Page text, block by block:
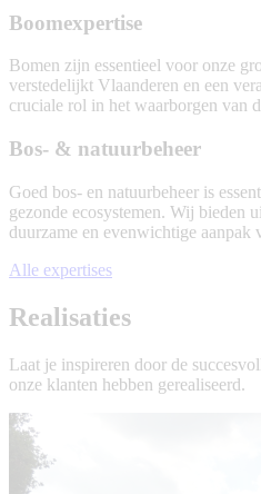
Ecologische
Boomexpertise
Bomen zijn essentieel voor onze
verstedelijkt Vlaanderen en een
cruciale rol in het waarborgen van
Boomexpertise
Bos- & natuurbeheer
Goed bos- en natuurbeheer is
gezonde ecosystemen. Wij bieden
duurzame en evenwichtige aanpak
Bos-
natuurbeheer
Alle expertises
Realisaties
Laat je inspireren door de
onze klanten hebben gerealiseerd.